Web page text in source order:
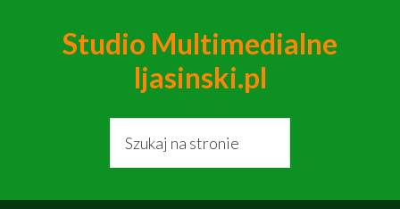
Studio Multimedialne
ljasinski.pl